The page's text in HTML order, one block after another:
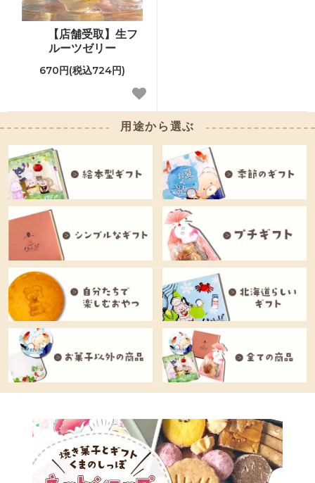
【店舗受取】生フ
ルーツゼリー
670円(税込724円)
用途から選ぶ